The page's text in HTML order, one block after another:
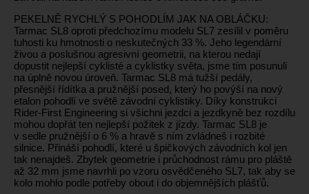
PEKELNĚ RYCHLÝ S POHODLÍM JAK NA OBLÁČKU:
Tarmac SL8 oproti předchozímu modelu SL7 zesílil v poměru
tuhosti ku hmotnosti o neskutečných 33 %. Jeho legendární
živou a poslušnou agresivní geometrii, na kterou nedají
dopustit nejlepší cyklisté a cyklistky světa, jsme tím posunuli
na úplně novou úroveň. Tarmac SL8 má tužší pedály,
přesnější řídítka a pružnější posed, který ho povýší na nový
etalon pohodlí ve světě závodní cyklistiky. Díky konstrukci
Rider-First Engineering si všichni jezdci a jezdkyně bez rozdílu
mohou dopřát ten nejlepší požitek z jízdy. Tarmac SL8 je
v sedle pružnější o 6 % a hravě s ním zvládneš i rozbité
silnice. Přináší pohodlí, které u špičkových závodních kol jen
tak nenajdeš. Zbytek geometrie i průchodnost rámu pro pláště
až 32 mm jsme navrhli po vzoru osvědčeného SL7, tak aby se
kolo mohlo podle potřeby obout i do objemnějších plášťů.